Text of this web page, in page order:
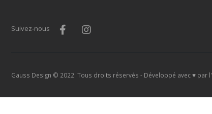
Suivez-nous
Gauss Design © 2022. Tous droits réservés - Développé avec ♥ par l'